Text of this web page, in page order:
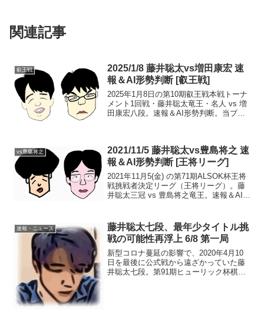
関連記事
叡王戦
2025/1/8 藤井聡太vs増田康宏 速
報＆AI形勢判断 [叡王戦]
2025年1月8日の第10期叡王戦本戦トーナ
メント1回戦・藤井聡太竜王・名人 vs 増
田康宏八段。速報＆AI形勢判断。当ブロ
17:00...
vs豊島将之
2021/11/5 藤井聡太vs豊島将之 速
報＆AI形勢判断 [王将リーグ]
2021年11月5(金) の第71期ALSOK杯王将
戦挑戦者決定リーグ（王将リーグ）。藤
井聡太三冠 vs 豊島将之竜王。速報＆AI形
アネックスサイトで棋譜無料公開され
て...
速報・ニュース
藤井聡太七段、最年少タイトル挑
戦の可能性再浮上 6/8 第一局
新型コロナ蔓延の影響で、2020年4月10
日を最後に公式戦から遠ざかっていた藤
井聡太七段。第91期ヒューリック杯棋聖